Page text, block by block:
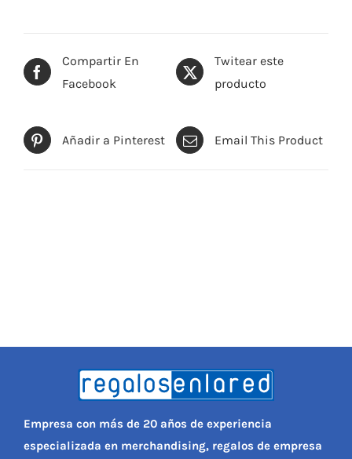
Compartir En
Facebook
Twitear este
producto
Añadir a Pinterest Email This Product
Empresa con más de 20 años de experiencia
especializada en merchandising, regalos de empresa